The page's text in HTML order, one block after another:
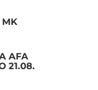
MK
AFA
21.08.